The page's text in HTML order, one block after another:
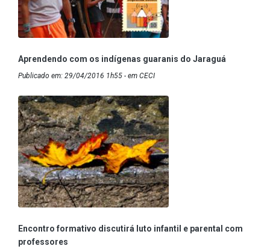
Aprendendo com os indígenas guaranis do Jaraguá
Publicado em: 29/04/2016 1h55 - em CECI
Encontro formativo discutirá luto infantil e parental com
professores